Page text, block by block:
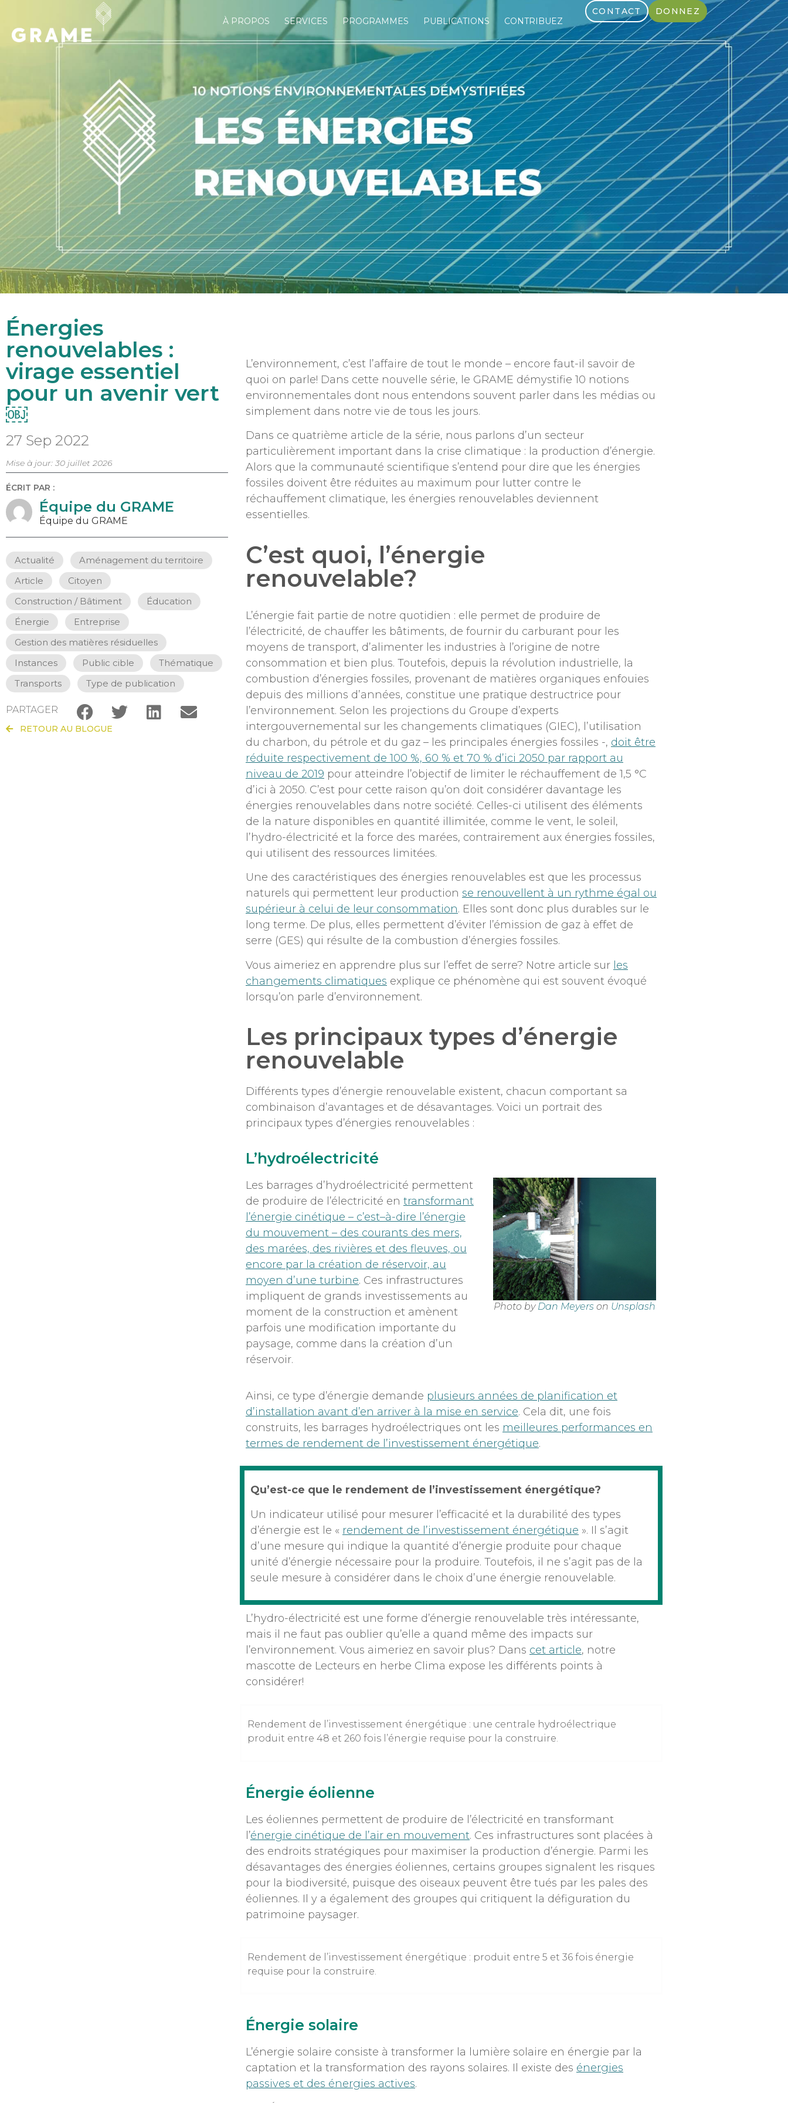
À PROPOS SERVICES PROGRAMMES PUBLICATIONS CONTRIBUEZ
CONTACT DONNEZ
Énergies
renouvelables :
virage essentiel
pour un avenir vert
￼
27 Sep 2022
Mise à jour: 30 juillet 2026
ÉCRIT PAR :
Équipe du GRAME
Équipe du GRAME
Actualité Aménagement du territoire
Article
Citoyen
Construction / Bâtiment
Éducation
Énergie
Entreprise
Gestion des matières résiduelles
Instances
Public cible Thématique
Transports
Type de publication
PARTAGER
RETOUR AU BLOGUE
L’environnement, c’est l’affaire de tout le monde – encore faut-il savoir de
quoi on parle! Dans cette nouvelle série, le GRAME démystifie 10 notions
environnementales dont nous entendons souvent parler dans les médias ou
simplement dans notre vie de tous les jours.
Dans ce quatrième article de la série, nous parlons d’un secteur
particulièrement important dans la crise climatique : la production d’énergie.
Alors que la communauté scientifique s’entend pour dire que les énergies
fossiles doivent être réduites au maximum pour lutter contre le
réchauffement climatique, les énergies renouvelables deviennent
essentielles.
C’est quoi, l’énergie
renouvelable?
L’énergie fait partie de notre quotidien : elle permet de produire de
l’électricité, de chauffer les bâtiments, de fournir du carburant pour les
moyens de transport, d’alimenter les industries à l’origine de notre
consommation et bien plus. Toutefois, depuis la révolution industrielle, la
combustion d’énergies fossiles, provenant de matières organiques enfouies
depuis des millions d’années, constitue une pratique destructrice pour
l’environnement. Selon les projections du Groupe d’experts
intergouvernemental sur les changements climatiques (GIEC), l’utilisation
du charbon, du pétrole et du gaz – les principales énergies fossiles -, doit être
réduite respectivement de 100 %, 60 % et 70 % d’ici 2050 par rapport au
niveau de 2019 pour atteindre l’objectif de limiter le réchauffement de 1,5 °C
d’ici à 2050. C’est pour cette raison qu’on doit considérer davantage les
énergies renouvelables dans notre société. Celles-ci utilisent des éléments
de la nature disponibles en quantité illimitée, comme le vent, le soleil,
l’hydro-électricité et la force des marées, contrairement aux énergies fossiles,
qui utilisent des ressources limitées.
Une des caractéristiques des énergies renouvelables est que les processus
naturels qui permettent leur production se renouvellent à un rythme égal ou
supérieur à celui de leur consommation. Elles sont donc plus durables sur le
long terme. De plus, elles permettent d’éviter l’émission de gaz à effet de
serre (GES) qui résulte de la combustion d’énergies fossiles.
Vous aimeriez en apprendre plus sur l’effet de serre? Notre article sur les
changements climatiques explique ce phénomène qui est souvent évoqué
lorsqu’on parle d’environnement.
Les principaux types d’énergie
renouvelable
Différents types d’énergie renouvelable existent, chacun comportant sa
combinaison d’avantages et de désavantages. Voici un portrait des
principaux types d’énergies renouvelables :
L’hydroélectricité
Les barrages d’hydroélectricité permettent
de produire de l’électricité en transformant
l’énergie cinétique – c’est–à-dire l’énergie
du mouvement – des courants des mers,
des marées, des rivières et des fleuves, ou
encore par la création de réservoir, au
moyen d’une turbine. Ces infrastructures
impliquent de grands investissements au
moment de la construction et amènent
parfois une modification importante du
paysage, comme dans la création d’un
réservoir.
Photo by Dan Meyers on Unsplash
Ainsi, ce type d’énergie demande plusieurs années de planification et
d’installation avant d’en arriver à la mise en service. Cela dit, une fois
construits, les barrages hydroélectriques ont les meilleures performances en
termes de rendement de l’investissement énergétique.
Qu’est-ce que le rendement de l’investissement énergétique?
Un indicateur utilisé pour mesurer l’efficacité et la durabilité des types
d’énergie est le « rendement de l’investissement énergétique ». Il s’agit
d’une mesure qui indique la quantité d’énergie produite pour chaque
unité d’énergie nécessaire pour la produire. Toutefois, il ne s’agit pas de la
seule mesure à considérer dans le choix d’une énergie renouvelable.
L’hydro-électricité est une forme d’énergie renouvelable très intéressante,
mais il ne faut pas oublier qu’elle a quand même des impacts sur
l’environnement. Vous aimeriez en savoir plus? Dans cet article, notre
mascotte de Lecteurs en herbe Clima expose les différents points à
considérer!
Rendement de l’investissement énergétique : une centrale hydroélectrique
produit entre 48 et 260 fois l’énergie requise pour la construire.
Énergie éolienne
Les éoliennes permettent de produire de l’électricité en transformant
l’énergie cinétique de l’air en mouvement. Ces infrastructures sont placées à
des endroits stratégiques pour maximiser la production d’énergie. Parmi les
désavantages des énergies éoliennes, certains groupes signalent les risques
pour la biodiversité, puisque des oiseaux peuvent être tués par les pales des
éoliennes. Il y a également des groupes qui critiquent la défiguration du
patrimoine paysager.
Rendement de l’investissement énergétique : produit entre 5 et 36 fois énergie
requise pour la construire.
Énergie solaire
L’énergie solaire consiste à transformer la lumière solaire en énergie par la
captation et la transformation des rayons solaires. Il existe des énergies
passives et des énergies actives.